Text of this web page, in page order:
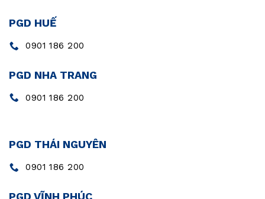
PGD HUẾ
0901 186 200
PGD NHA TRANG
0901 186 200
PGD THÁI NGUYÊN
0901 186 200
PGD VĨNH PHÚC